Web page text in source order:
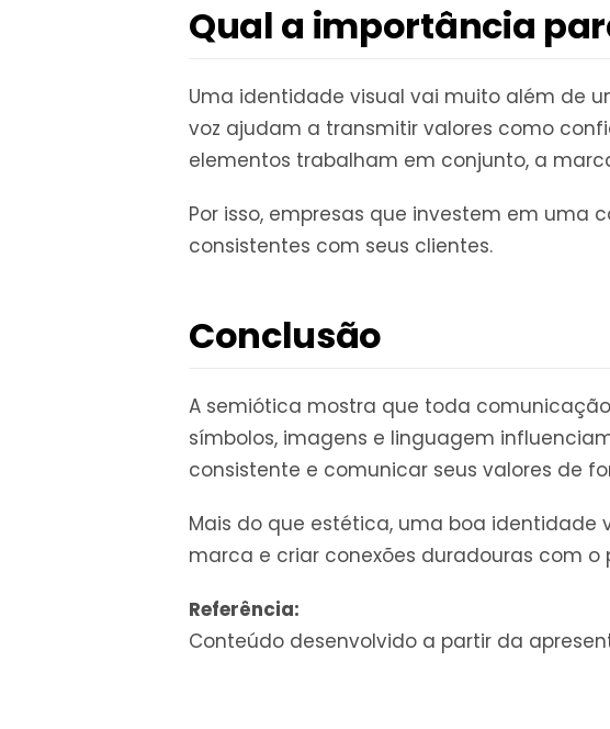
Qual a importância
Uma identidade visual vai muito além de
voz ajudam a transmitir valores como
elementos trabalham em conjunto, a
Por isso, empresas que investem em
consistentes com seus clientes.
Conclusão
A semiótica mostra que toda
símbolos, imagens e linguagem
consistente e comunicar seus valores de
Mais do que estética, uma boa
marca e criar conexões duradouras com o
Referência:
Conteúdo desenvolvido a partir da